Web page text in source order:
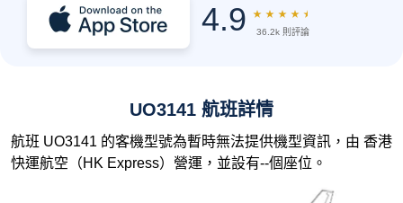
4.9 ★ ★ ★ ★ ★
36.2k 則評論
UO3141 航班詳情
航班 UO3141 的客機型號為暫時無法提供機型資訊，由 香港
快運航空（HK Express）營運，並設有--個座位。